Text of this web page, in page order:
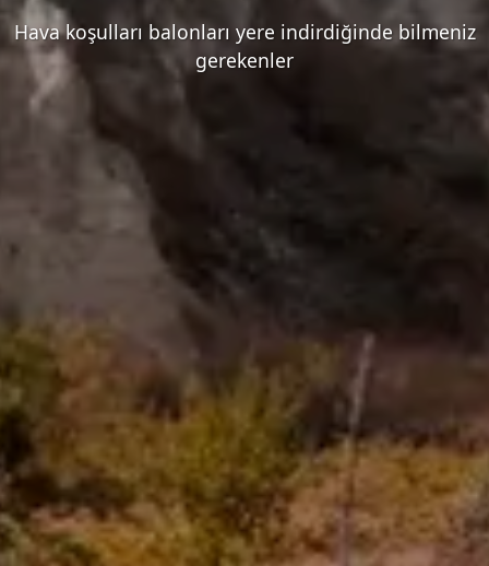
Hava koşulları balonları yere indirdiğinde bilmeniz
gerekenler